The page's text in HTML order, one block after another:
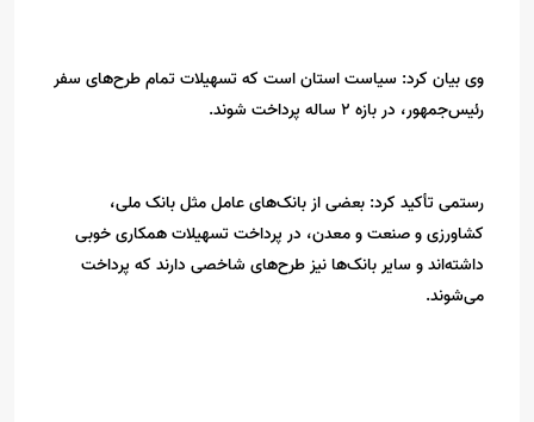
وی بیان کرد: سیاست استان است که تسهیلات تمام طرح‌های سفر
رئیس‌جمهور، در بازه 2 ساله پرداخت شوند.
رستمی تأکید کرد: بعضی از بانک‌های عامل مثل بانک ملی،
کشاورزی و صنعت و معدن، در پرداخت تسهیلات همکاری خوبی
داشته‌اند و سایر بانک‌ها نیز طرح‌های شاخصی دارند که پرداخت
می‌شوند.